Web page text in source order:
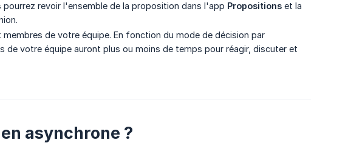
revoir l'ensemble de la proposition dans l'app Propositions et la
de votre équipe. En fonction du mode de décision par
votre équipe auront plus ou moins de temps pour réagir, discuter et
asynchrone ?